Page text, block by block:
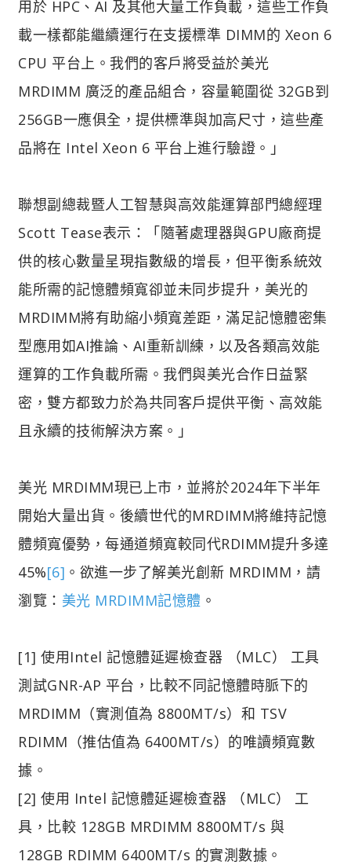
用於 HPC、AI 及其他大量工作負載，這些工作負
載一樣都能繼續運行在支援標準 DIMM的 Xeon 6
CPU 平台上。我們的客戶將受益於美光
MRDIMM 廣泛的產品組合，容量範圍從 32GB到
256GB一應俱全，提供標準與加高尺寸，這些產
品將在 Intel Xeon 6 平台上進行驗證。」
聯想副總裁暨人工智慧與高效能運算部門總經理
Scott Tease表示：「隨著處理器與GPU廠商提
供的核心數量呈現指數級的增長，但平衡系統效
能所需的記憶體頻寬卻並未同步提升，美光的
MRDIMM將有助縮小頻寬差距，滿足記憶體密集
型應用如AI推論、AI重新訓練，以及各類高效能
運算的工作負載所需。我們與美光合作日益緊
密，雙方都致力於為共同客戶提供平衡、高效能
且永續的技術解決方案。」
美光 MRDIMM現已上市，並將於2024年下半年
開始大量出貨。後續世代的MRDIMM將維持記憶
體頻寬優勢，每通道頻寬較同代RDIMM提升多達
45%[6] 。欲進一步了解美光創新 MRDIMM，請
瀏覽： 美光 MRDIMM記憶體 。
[1] 使用Intel 記憶體延遲檢查器 （MLC） 工具
測試GNR-AP 平台，比較不同記憶體時脈下的
MRDIMM（實測值為 8800MT/s）和 TSV
RDIMM（推估值為 6400MT/s）的唯讀頻寬數
據。
[2] 使用 Intel 記憶體延遲檢查器 （MLC） 工
具，比較 128GB MRDIMM 8800MT/s 與
128GB RDIMM 6400MT/s 的實測數據。